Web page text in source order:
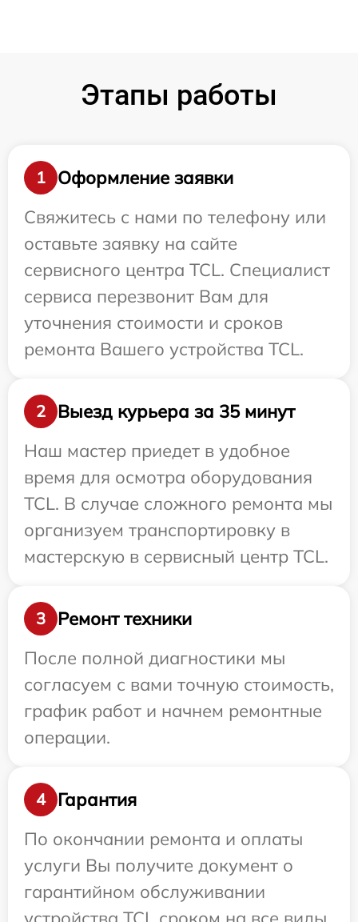
Этапы работы
1
Оформление заявки
Свяжитесь с нами по телефону или
оставьте заявку на сайте
сервисного центра TCL. Специалист
сервиса перезвонит Вам для
уточнения стоимости и сроков
ремонта Вашего устройства TCL.
2
Выезд курьера за 35 минут
Наш мастер приедет в удобное
время для осмотра оборудования
TCL. В случае сложного ремонта мы
организуем транспортировку в
мастерскую в сервисный центр TCL.
3
Ремонт техники
После полной диагностики мы
согласуем с вами точную стоимость,
график работ и начнем ремонтные
операции.
4
Гарантия
По окончании ремонта и оплаты
услуги Вы получите документ о
гарантийном обслуживании